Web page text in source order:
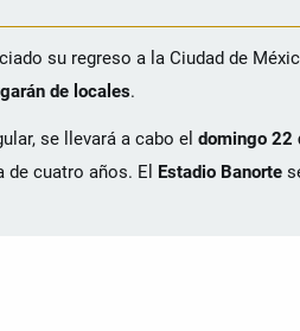
su regreso a la Ciudad de
de locales.
se llevará a cabo el domingo 22
cuatro años. El Estadio Banorte